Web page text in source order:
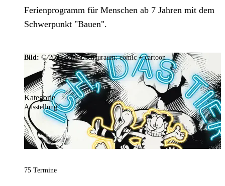
Ferienprogramm für Menschen ab 7 Jahren mit dem
Schwerpunkt "Bauen".
Bild: © 2025 Ramar/schauraum: comic + cartoon
Kategorie
Ausstellung
75 Termine